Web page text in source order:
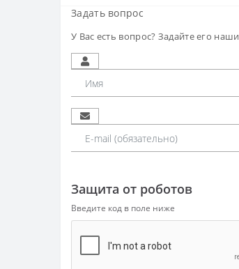
Задать вопрос
У Вас есть вопрос? Задайте его
Защита от роботов
Введите код в поле ниже